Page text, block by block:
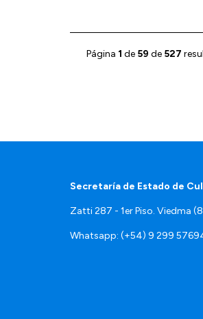
Página 1 de 59 de 527
Secretaría de Estado de
Zatti 287 - 1er Piso. Viedma
Whatsapp: (+54) 9 299